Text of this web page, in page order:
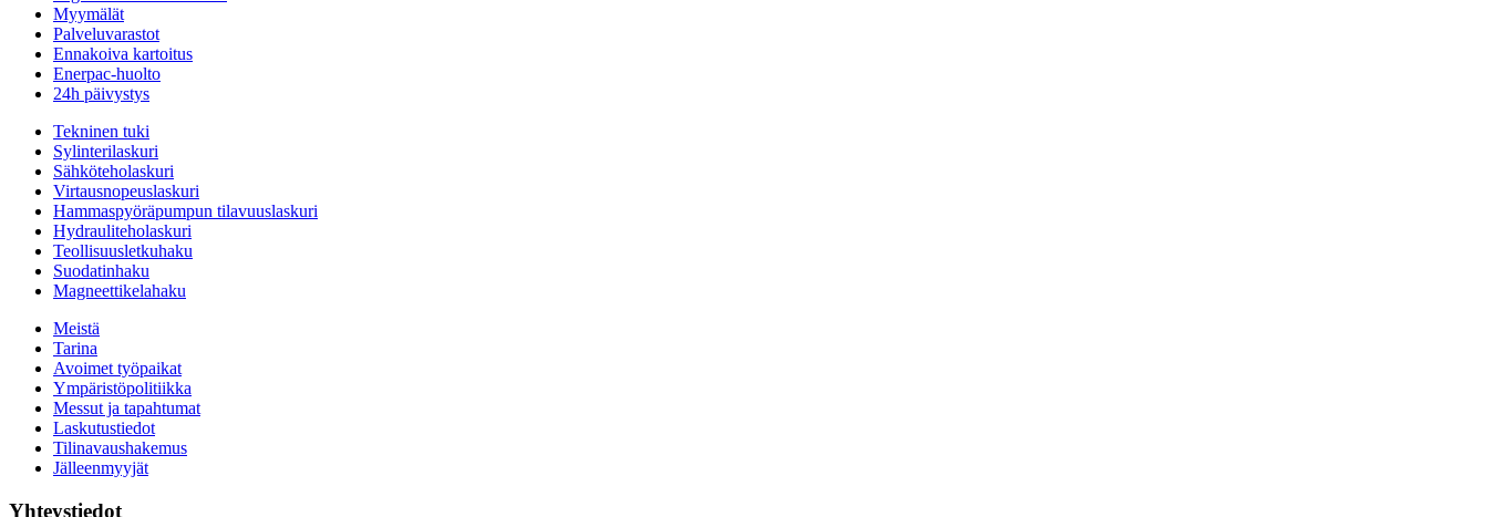
Myymälät
Palveluvarastot
Ennakoiva kartoitus
Enerpac-huolto
24h päivystys
Tekninen tuki
Sylinterilaskuri
Sähköteholaskuri
Virtausnopeuslaskuri
Hammaspyöräpumpun tilavuuslaskuri
Hydrauliteholaskuri
Teollisuusletkuhaku
Suodatinhaku
Magneettikelahaku
Meistä
Tarina
Avoimet työpaikat
Ympäristöpolitiikka
Messut ja tapahtumat
Laskutustiedot
Tilinavaushakemus
Jälleenmyyjät
Yhteystiedot